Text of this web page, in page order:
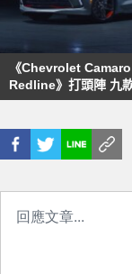
《Chevrolet Camaro
Redline》打頭陣 九
車型預告2017芝加哥